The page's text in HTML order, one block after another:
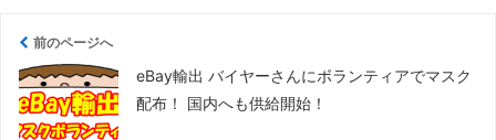
前のページへ
eBay輸出 バイヤーさんにボランティアでマスク
配布！ 国内へも供給開始！